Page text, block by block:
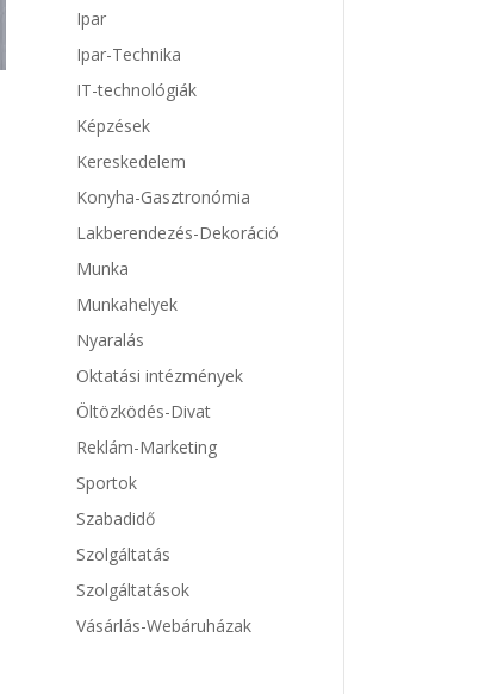
Ipar
Ipar-Technika
IT-technológiák
Képzések
Kereskedelem
Konyha-Gasztronómia
Lakberendezés-Dekoráció
Munka
Munkahelyek
Nyaralás
Oktatási intézmények
Öltözködés-Divat
Reklám-Marketing
Sportok
Szabadidő
Szolgáltatás
Szolgáltatások
Vásárlás-Webáruházak